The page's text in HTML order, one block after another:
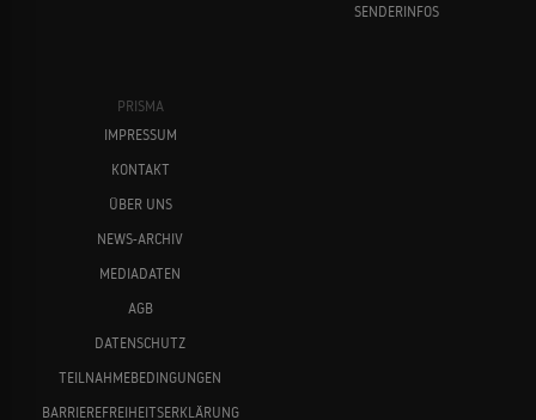
SENDERINFOS
PRISMA
IMPRESSUM
KONTAKT
ÜBER UNS
NEWS-ARCHIV
MEDIADATEN
AGB
DATENSCHUTZ
TEILNAHMEBEDINGUNGEN
BARRIEREFREIHEITSERKLÄRUNG